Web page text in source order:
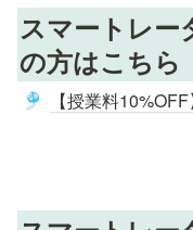
スマートレー
の方はこちら
🎐